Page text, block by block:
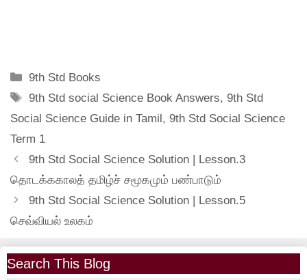
Categories
9th Std Books
Tags
9th Std social Science Book Answers,9th Std
Social Science Guide in Tamil, 9th Std Social Science
Term 1
9th Std Social Science Solution | Lesson.3
தொடக்ககாலத் தமிழ்ச் சமூகமும் பண்பாடும்
9th Std Social Science Solution | Lesson.5
செவ்வியல் உலகம்
Search This Blog